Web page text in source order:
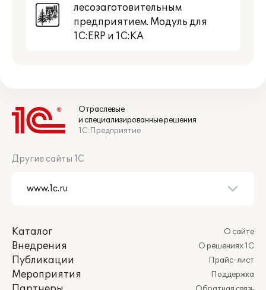
лесозаготовительным
предприятием. Модуль для
1С:ERP и 1С:КА
Отраслевые
и специализированные решения
1С:Предприятие
Другие сайты 1С
Каталог
Внедрения
Публикации
Мероприятия
О сайте
О решениях 1С
Прайс-лист
Поддержка